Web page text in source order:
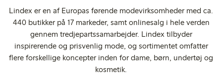
Lindex er en af Europas førende modevirksomheder med ca.
440 butikker på 17 markeder, samt onlinesalg i hele verden
gennem tredjepartssamarbejder. Lindex tilbyder
inspirerende og prisvenlig mode, og sortimentet omfatter
flere forskellige koncepter inden for dame, børn, undertøj og
kosmetik.